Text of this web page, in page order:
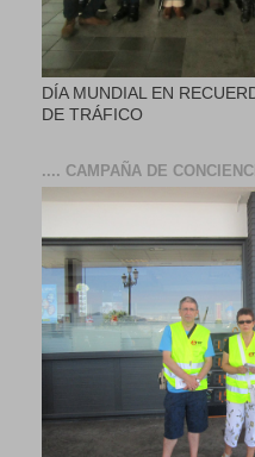
DÍA MUNDIAL EN
DE TRÁFICO
.... CAMPAÑA DE